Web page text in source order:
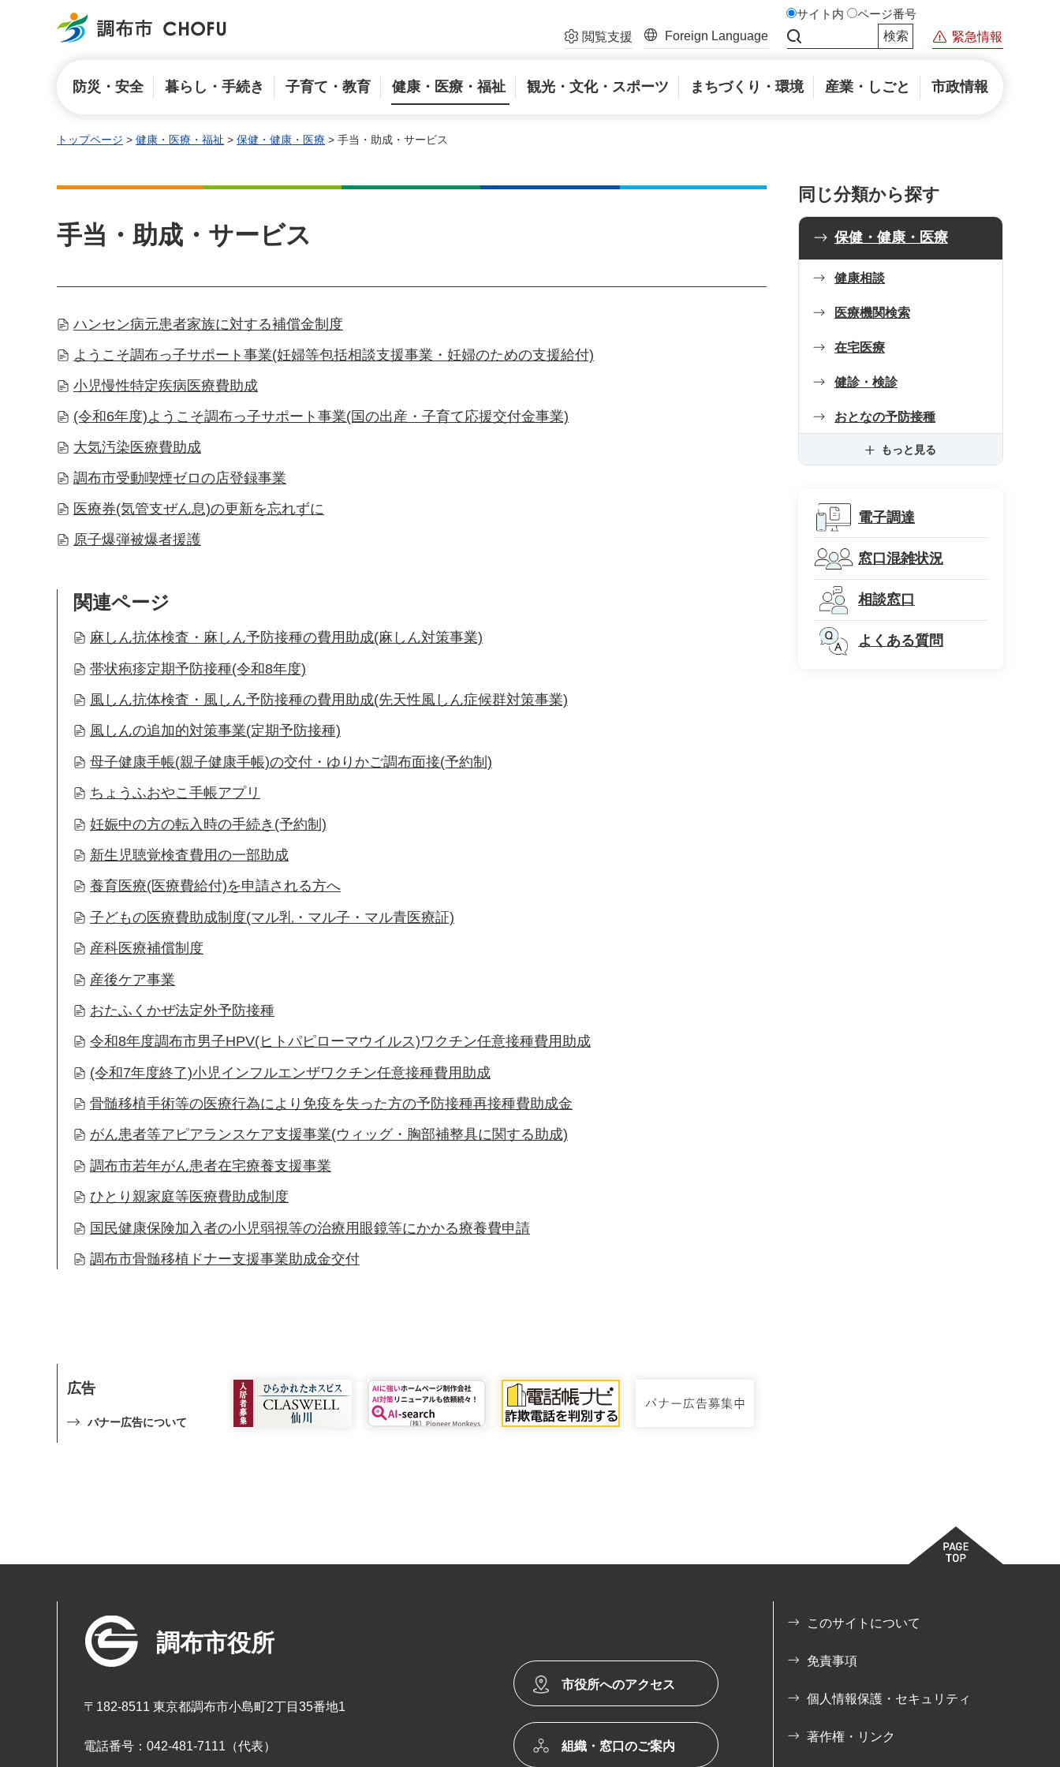
調布市 閲覧支援 Foreign Language
サイト内 ページ番号
緊急情報
防災・安全 暮らし・手続き 子育て・教育 健康・医療・福祉 観光・文化・スポーツ まちづくり・環境 産業・しごと 市政情報
トップページ > 健康・医療・福祉 > 保健・健康・医療 > 手当・助成・サービス
手当・助成・サービス
ハンセン病元患者家族に対する補償金制度
ようこそ調布っ子サポート事業(妊婦等包括相談支援事業・妊婦のための支援給付)
小児慢性特定疾病医療費助成
(令和6年度)ようこそ調布っ子サポート事業(国の出産・子育て応援交付金事業)
大気汚染医療費助成
調布市受動喫煙ゼロの店登録事業
医療券(気管支ぜん息)の更新を忘れずに
原子爆弾被爆者援護
関連ページ
麻しん抗体検査・麻しん予防接種の費用助成(麻しん対策事業)
帯状疱疹定期予防接種(令和8年度)
風しん抗体検査・風しん予防接種の費用助成(先天性風しん症候群対策事業)
風しんの追加的対策事業(定期予防接種)
母子健康手帳(親子健康手帳)の交付・ゆりかご調布面接(予約制)
ちょうふおやこ手帳アプリ
妊娠中の方の転入時の手続き(予約制)
新生児聴覚検査費用の一部助成
養育医療(医療費給付)を申請される方へ
子どもの医療費助成制度(マル乳・マル子・マル青医療証)
産科医療補償制度
産後ケア事業
おたふくかぜ法定外予防接種
令和8年度調布市男子HPV(ヒトパピローマウイルス)ワクチン任意接種費用助成
(令和7年度終了)小児インフルエンザワクチン任意接種費用助成
骨髄移植手術等の医療行為により免疫を失った方の予防接種再接種費助成金
がん患者等アピアランスケア支援事業(ウィッグ・胸部補整具に関する助成)
調布市若年がん患者在宅療養支援事業
ひとり親家庭等医療費助成制度
国民健康保険加入者の小児弱視等の治療用眼鏡等にかかる療養費申請
調布市骨髄移植ドナー支援事業助成金交付
広告
バナー広告について
同じ分類から探す
保健・健康・医療
健康相談
医療機関検索
在宅医療
健診・検診
おとなの予防接種
もっと見る
電子調達
窓口混雑状況
相談窓口
よくある質問
調布市役所
〒182-8511 東京都調布市小島町2丁目35番地1
電話番号：042-481-7111（代表）
市役所へのアクセス
組織・窓口のご案内
このサイトについて
免責事項
個人情報保護・セキュリティ
著作権・リンク